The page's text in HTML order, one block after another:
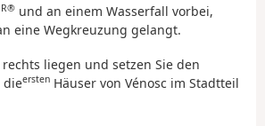
und an einem Wasserfall vorbei,
eine Wegkreuzung gelangt.
rechts liegen und setzen Sie den
dieersten Häuser von Vénosc im Stadtteil